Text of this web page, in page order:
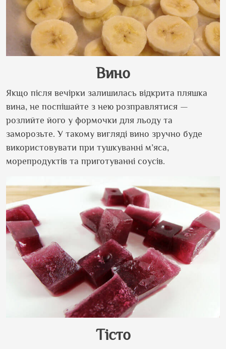
Вино
Якщо після вечірки залишилась відкрита пляшка
вина, не поспішайте з нею розправлятися —
розлийте його у формочки для льоду та
заморозьте. У такому вигляді вино зручно буде
використовувати при тушкуванні м’яса,
морепродуктів та приготуванні соусів.
Тісто